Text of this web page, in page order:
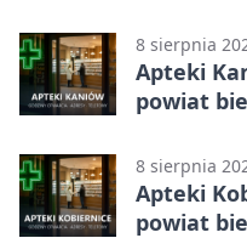
8 sierpnia
Apteki
powiat
8 sierpnia
Apteki
powiat